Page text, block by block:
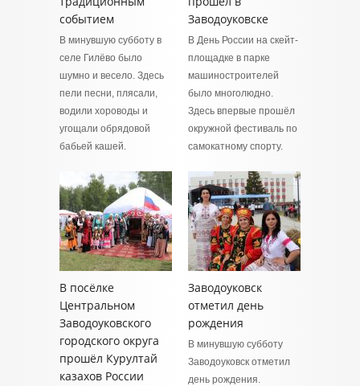
событием
В минувшую субботу в
селе Гилёво было
шумно и весело. Здесь
пели песни, плясали,
водили хороводы и
угощали обрядовой
бабьей кашей.
Заводоуковске
В День России на скейт-
площадке в парке
машиностроителей
было многолюдно.
Здесь впервые прошёл
окружной фестиваль по
самокатному спорту.
В посёлке
Центральном
Заводоуковского
городского округа
прошёл Курултай
казахов России
Заводоуковск
отметил день
рождения
В минувшую субботу
Заводоуковск отметил
день рождения.